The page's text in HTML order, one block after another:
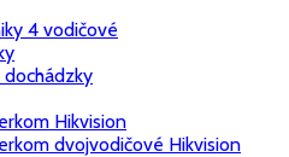
4 vodičové
Hikvision
dvojvodičové Hikvision